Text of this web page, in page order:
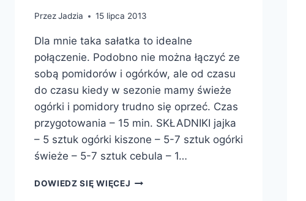
PrzezJadzia 15 lipca 2013
Dla mnie taka sałatka to idealne
połączenie. Podobno nie można łączyć ze
sobą pomidorów i ogórków, ale od czasu
do czasu kiedy w sezonie mamy świeże
ogórki i pomidory trudno się oprzeć. Czas
przygotowania – 15 min. SKŁADNIKI jajka
– 5 sztuk ogórki kiszone – 5-7 sztuk ogórki
świeże – 5-7 sztuk cebula – 1…
DOWIEDZ SIĘ WIĘCEJ SAŁATKA